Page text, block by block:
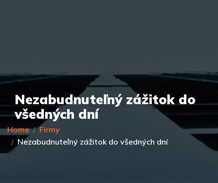
Nezabudnuteľný zážitok do
všedných dní
Home
Firmy
Nezabudnuteľný zážitok do všedných dní